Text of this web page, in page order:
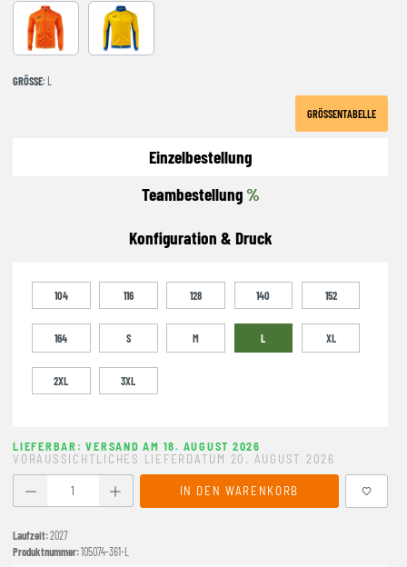
orange YELLOW-ROYAL
GRÖSSE : L
GRÖSSENTABELLE
Einzelbestellung
Teambestellung %
Konfiguration & Druck
104 116 128 140 152
164 S M L XL
2XL 3XL
LIEFERBAR: VERSAND AM 18. AUGUST 2026
VORAUSSICHTLICHES LIEFERDATUM 20. AUGUST 2026
Produkt Anzahl: Gib den gewünschten Wert ein oder
IN DEN WARENKORB
Laufzeit:2027
Produktnummer:105074-361-L